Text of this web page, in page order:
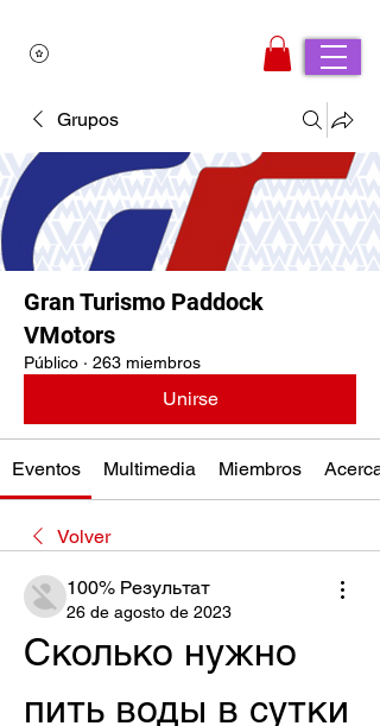
Grupos
Gran Turismo Paddock
VMotors
Público · 263 miembros
Unirse
Eventos Multimedia Miembros Acerca
Volver
100% Результат
26 de agosto de 2023
Сколько нужно
пить воды в сутки